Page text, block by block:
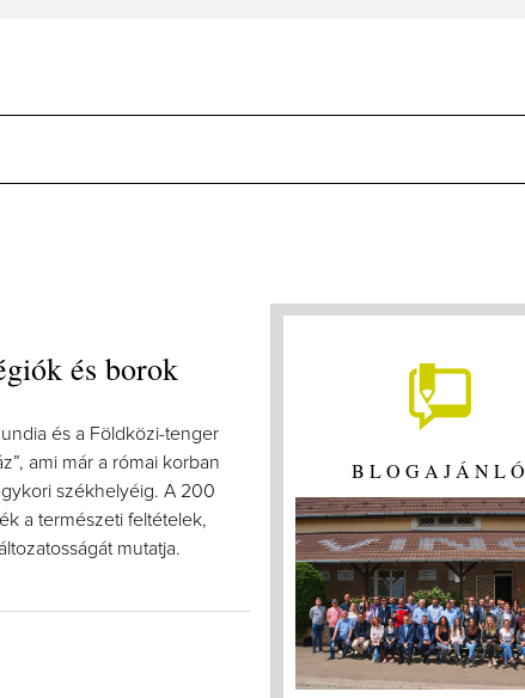
és borok
és a Földközi-tenger
ami már a római korban
székhelyéig. A 200
a természeti feltételek,
mutatja.
BLOGAJÁNLÓ